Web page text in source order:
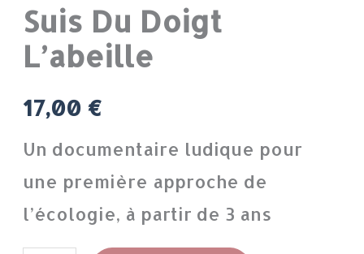
Suis Du Doigt
L’abeille
17,00 €
Un documentaire ludique pour
une première approche de
l’écologie, à partir de 3 ans
Doigt
L'abeille